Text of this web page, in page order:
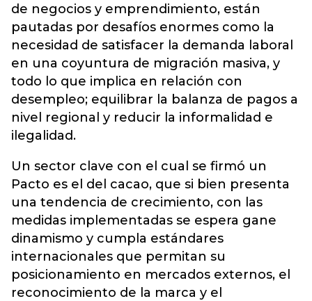
de negocios y emprendimiento, están
pautadas por desafíos enormes como la
necesidad de satisfacer la demanda laboral
en una coyuntura de migración masiva, y
todo lo que implica en relación con
desempleo; equilibrar la balanza de pagos a
nivel regional y reducir la informalidad e
ilegalidad.
Un sector clave con el cual se firmó un
Pacto es el del cacao, que si bien presenta
una tendencia de crecimiento, con las
medidas implementadas se espera gane
dinamismo y cumpla estándares
internacionales que permitan su
posicionamiento en mercados externos, el
reconocimiento de la marca y el